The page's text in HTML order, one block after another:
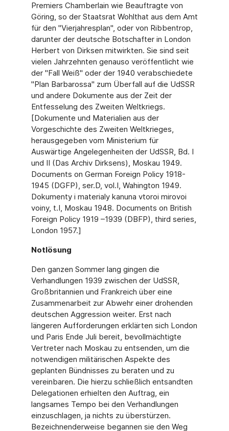
Premiers Chamberlain wie Beauftragte von
Göring, so der Staatsrat Wohlthat aus dem Amt
für den "Vierjahresplan", oder von Ribbentrop,
darunter der deutsche Botschafter in London
Herbert von Dirksen mitwirkten. Sie sind seit
vielen Jahrzehnten genauso veröffentlicht wie
der "Fall Weiß" oder der 1940 verabschiedete
"Plan Barbarossa" zum Überfall auf die UdSSR
und andere Dokumente aus der Zeit der
Entfesselung des Zweiten Weltkriegs.
[Dokumente und Materialien aus der
Vorgeschichte des Zweiten Weltkrieges,
herausgegeben vom Ministerium für
Auswärtige Angelegenheiten der UdSSR, Bd. I
und II (Das Archiv Dirksens), Moskau 1949.
Documents on German Foreign Policy 1918-
1945 (DGFP), ser.D, vol.I, Wahington 1949.
Dokumenty i materialy kanuna vtoroi mirovoi
voiny, t.I, Moskau 1948. Documents on British
Foreign Policy 1919 –1939 (DBFP), third series,
London 1957.]
Notlösung
Den ganzen Sommer lang gingen die
Verhandlungen 1939 zwischen der UdSSR,
Großbritannien und Frankreich über eine
Zusammenarbeit zur Abwehr einer drohenden
deutschen Aggression weiter. Erst nach
längeren Aufforderungen erklärten sich London
und Paris Ende Juli bereit, bevollmächtigte
Vertreter nach Moskau zu entsenden, um die
notwendigen militärischen Aspekte des
geplanten Bündnisses zu beraten und zu
vereinbaren. Die hierzu schließlich entsandten
Delegationen erhielten den Auftrag, ein
langsames Tempo bei den Verhandlungen
einzuschlagen, ja nichts zu überstürzen.
Bezeichnenderweise begannen sie den Weg